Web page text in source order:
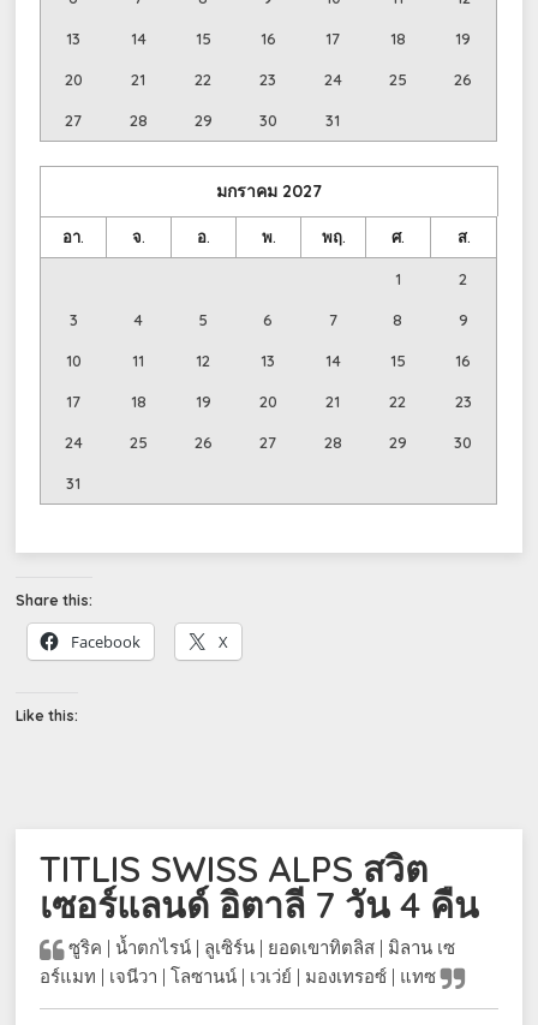
13 14 15 16 17 18 19
20 21 22 23 24 25 26
27 28 29 30 31
มกราคม 2027
อา. จ. อ. พ. พฤ. ศ. ส.
1 2
3 4 5 6 7 8 9
10 11 12 13 14 15 16
17 18 19 20 21 22 23
24 25 26 27 28 29 30
31
Share this:
Facebook X
Like this:
TITLIS SWISS ALPS สวิต
เซอร์แลนด์ อิตาลี 7 วัน 4 คืน
ซูริค | น้ำตกไรน์ | ลูเซิร์น | ยอดเขาทิตลิส | มิลาน เซ
อร์แมท | เจนีวา | โลซานน์ | เวเว่ย์ | มองเทรอซ์ | แทซ